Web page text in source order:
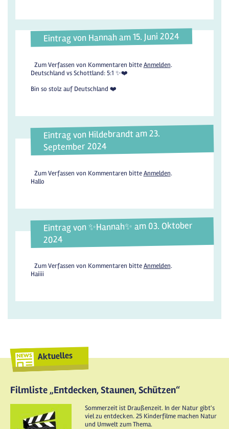
Eintrag von Hannah am 15. Juni 2024
Zum Verfassen von Kommentaren bitteAnmelden.
Deutschland vs Schottland: 5:1 ✨❤️
Bin so stolz auf Deutschland ❤️
Eintrag von Hildebrandt am 23.
September 2024
Zum Verfassen von Kommentaren bitteAnmelden.
Hallo
Eintrag von ✨️Hannah✨️ am 03. Oktober
2024
Zum Verfassen von Kommentaren bitteAnmelden.
Haiiii
Aktuelles
Filmliste „Entdecken, Staunen, Schützen“
Sommerzeit ist Draußenzeit. In der Natur gibt's
viel zu entdecken. 25 Kinderfilme machen Natur
und Umwelt zum Thema.